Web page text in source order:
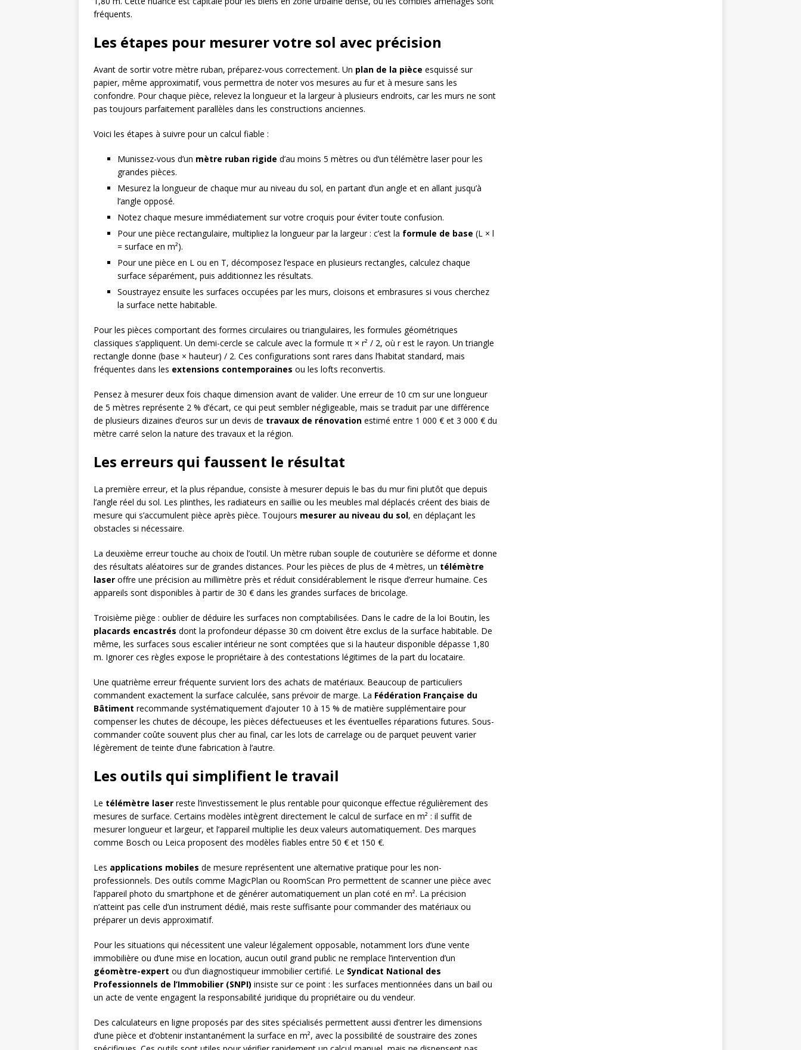
fréquents.
Les étapes pour mesurer votre sol avec précision
Avant de sortir votre mètre ruban, préparez-vous correctement. Un plan de la pièce esquissé sur
papier, même approximatif, vous permettra de noter vos mesures au fur et à mesure sans les
confondre. Pour chaque pièce, relevez la longueur et la largeur à plusieurs endroits, car les murs ne sont
pas toujours parfaitement parallèles dans les constructions anciennes.
Voici les étapes à suivre pour un calcul fiable :
Munissez-vous d’un mètre ruban rigide d’au moins 5 mètres ou d’un télémètre laser pour les
grandes pièces.
Mesurez la longueur de chaque mur au niveau du sol, en partant d’un angle et en allant jusqu’à
l’angle opposé.
Notez chaque mesure immédiatement sur votre croquis pour éviter toute confusion.
Pour une pièce rectangulaire, multipliez la longueur par la largeur : c’est la formule de base (L × l
= surface en m²).
Pour une pièce en L ou en T, décomposez l’espace en plusieurs rectangles, calculez chaque
surface séparément, puis additionnez les résultats.
Soustrayez ensuite les surfaces occupées par les murs, cloisons et embrasures si vous cherchez
la surface nette habitable.
Pour les pièces comportant des formes circulaires ou triangulaires, les formules géométriques
classiques s’appliquent. Un demi-cercle se calcule avec la formule π × r² / 2, où r est le rayon. Un triangle
rectangle donne (base × hauteur) / 2. Ces configurations sont rares dans l’habitat standard, mais
fréquentes dans les extensions contemporaines ou les lofts reconvertis.
Pensez à mesurer deux fois chaque dimension avant de valider. Une erreur de 10 cm sur une longueur
de 5 mètres représente 2 % d’écart, ce qui peut sembler négligeable, mais se traduit par une différence
de plusieurs dizaines d’euros sur un devis de travaux de rénovation estimé entre 1 000 € et 3 000 € du
mètre carré selon la nature des travaux et la région.
Les erreurs qui faussent le résultat
La première erreur, et la plus répandue, consiste à mesurer depuis le bas du mur fini plutôt que depuis
l’angle réel du sol. Les plinthes, les radiateurs en saillie ou les meubles mal déplacés créent des biais de
mesure qui s’accumulent pièce après pièce. Toujours mesurer au niveau du sol, en déplaçant les
obstacles si nécessaire.
La deuxième erreur touche au choix de l’outil. Un mètre ruban souple de couturière se déforme et donne
des résultats aléatoires sur de grandes distances. Pour les pièces de plus de 4 mètres, un télémètre
laser offre une précision au millimètre près et réduit considérablement le risque d’erreur humaine. Ces
appareils sont disponibles à partir de 30 € dans les grandes surfaces de bricolage.
Troisième piège : oublier de déduire les surfaces non comptabilisées. Dans le cadre de la loi Boutin, les
placards encastrés dont la profondeur dépasse 30 cm doivent être exclus de la surface habitable. De
même, les surfaces sous escalier intérieur ne sont comptées que si la hauteur disponible dépasse 1,80
m. Ignorer ces règles expose le propriétaire à des contestations légitimes de la part du locataire.
Une quatrième erreur fréquente survient lors des achats de matériaux. Beaucoup de particuliers
commandent exactement la surface calculée, sans prévoir de marge. La Fédération Française du
Bâtiment recommande systématiquement d’ajouter 10 à 15 % de matière supplémentaire pour
compenser les chutes de découpe, les pièces défectueuses et les éventuelles réparations futures. Sous-
commander coûte souvent plus cher au final, car les lots de carrelage ou de parquet peuvent varier
légèrement de teinte d’une fabrication à l’autre.
Les outils qui simplifient le travail
Le télémètre laser reste l’investissement le plus rentable pour quiconque effectue régulièrement des
mesures de surface. Certains modèles intègrent directement le calcul de surface en m² : il suffit de
mesurer longueur et largeur, et l’appareil multiplie les deux valeurs automatiquement. Des marques
comme Bosch ou Leica proposent des modèles fiables entre 50 € et 150 €.
Les applications mobiles de mesure représentent une alternative pratique pour les non-
professionnels. Des outils comme MagicPlan ou RoomScan Pro permettent de scanner une pièce avec
l’appareil photo du smartphone et de générer automatiquement un plan coté en m². La précision
n’atteint pas celle d’un instrument dédié, mais reste suffisante pour commander des matériaux ou
préparer un devis approximatif.
Pour les situations qui nécessitent une valeur légalement opposable, notamment lors d’une vente
immobilière ou d’une mise en location, aucun outil grand public ne remplace l’intervention d’un
géomètre-expert ou d’un diagnostiqueur immobilier certifié. Le Syndicat National des
Professionnels de l’Immobilier (SNPI) insiste sur ce point : les surfaces mentionnées dans un bail ou
un acte de vente engagent la responsabilité juridique du propriétaire ou du vendeur.
Des calculateurs en ligne proposés par des sites spécialisés permettent aussi d’entrer les dimensions
d’une pièce et d’obtenir instantanément la surface en m², avec la possibilité de soustraire des zones